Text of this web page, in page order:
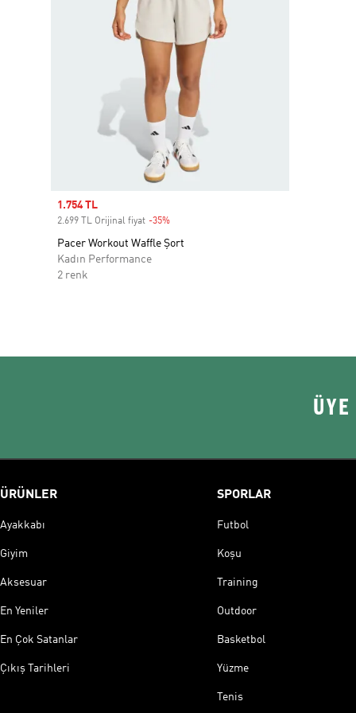
Sale price
1.754 TL
2.699 TL Orijinal fiyat -35%
Pacer Workout Waffle Şort
Kadın Performance
2 renk
ÜRÜNLER
Ayakkabı
Giyim
Aksesuar
En Yeniler
En Çok Satanlar
Çıkış Tarihleri
SPORLAR
Futbol
Koşu
Training
Outdoor
Basketbol
Yüzme
Tenis